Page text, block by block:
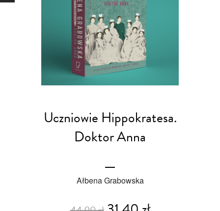
Uczniowie Hippokratesa.
Doktor Anna
Ałbena Grabowska